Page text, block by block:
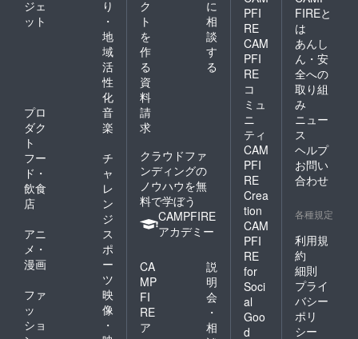
ジェ
ット
り
・
地
域
活
性
化
プロ
ダク
ト
音
楽
フー
ド・
飲食
店
チ
ャ
レ
ン
ジ
アニ
メ・
漫画
ス
ポ
ー
ツ
ファ
ッ
ショ
映
像
・
ク
ト
を
作
る
に
相
談
す
る
資
料
請
求
クラウドファ
ンディングの
ノウハウを無
料で学ぼう
CAMPFIRE
アカデミー
CA
MP
FI
RE
ア
説
明
会
・
相
PFI
RE
CAM
PFI
RE
コ
ミュ
ニ
ティ
CAM
PFI
RE
Crea
tion
CAM
PFI
RE
for
Soci
al
Goo
d
FIREと
は
あんし
ん・安
全への
取り組
み
ニュー
ス
ヘルプ
お問い
合わせ
各種規定
利用規
約
細則
プライ
バシー
ポリ
シー